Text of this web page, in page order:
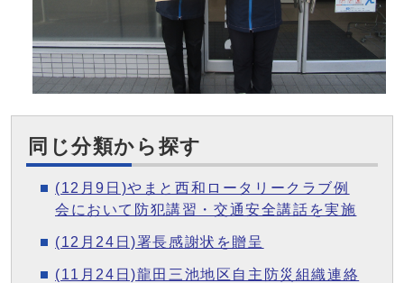
同じ分類から探す
(12月9日)やまと西和ロータリークラブ例
会において防犯講習・交通安全講話を実施
(12月24日)署長感謝状を贈呈
(11月24日)龍田三池地区自主防災組織連絡